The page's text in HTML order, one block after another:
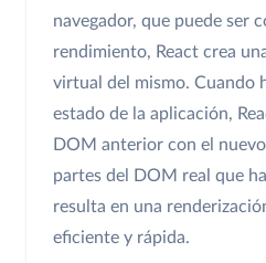
navegador, que puede ser
rendimiento, React crea
virtual del mismo. Cuando
estado de la aplicación,
DOM anterior con el
partes del DOM real que
resulta en una
eficiente y rápida.